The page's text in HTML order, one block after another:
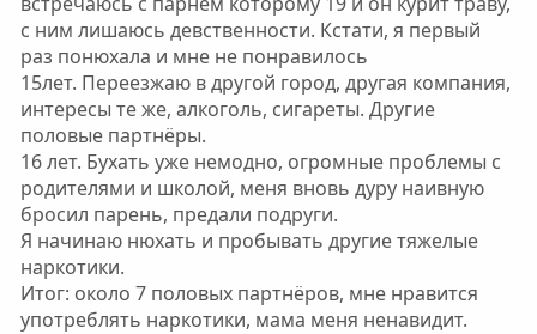
с ним лишаюсь девственности. Кстати, я первый
раз понюхала и мне не понравилось
15лет. Переезжаю в другой город, другая компания,
интересы те же, алкоголь, сигареты. Другие
половые партнёры.
16 лет. Бухать уже немодно, огромные проблемы с
родителями и школой, меня вновь дуру наивную
бросил парень, предали подруги.
Я начинаю нюхать и пробывать другие тяжелые
наркотики.
Итог: около 7 половых партнёров, мне нравится
употреблять наркотики, мама меня ненавидит.